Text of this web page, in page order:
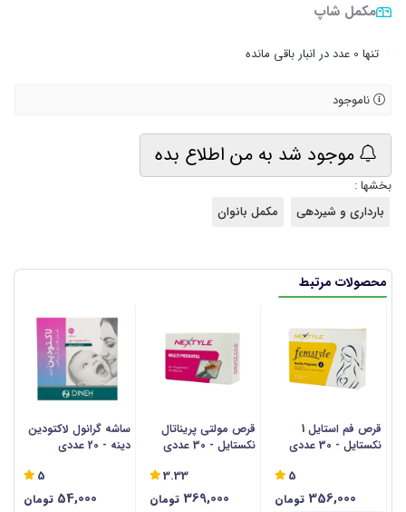
مکمل شاپ
تنها 0 عدد در انبار باقی مانده
ناموجود
موجود شد به من اطلاع بده
بخشها :
بارداری و شیردهی
مکمل بانوان
محصولات مرتبط
قرص فم استایل 1
نکستایل - 30 عددی
5
356,000 تومان
قرص مولتی پریناتال
نکستایل - 30 عددی
3.33
369,000 تومان
ساشه گرانول لاکتودین
دینه - 20 عددی
5
54,000 تومان